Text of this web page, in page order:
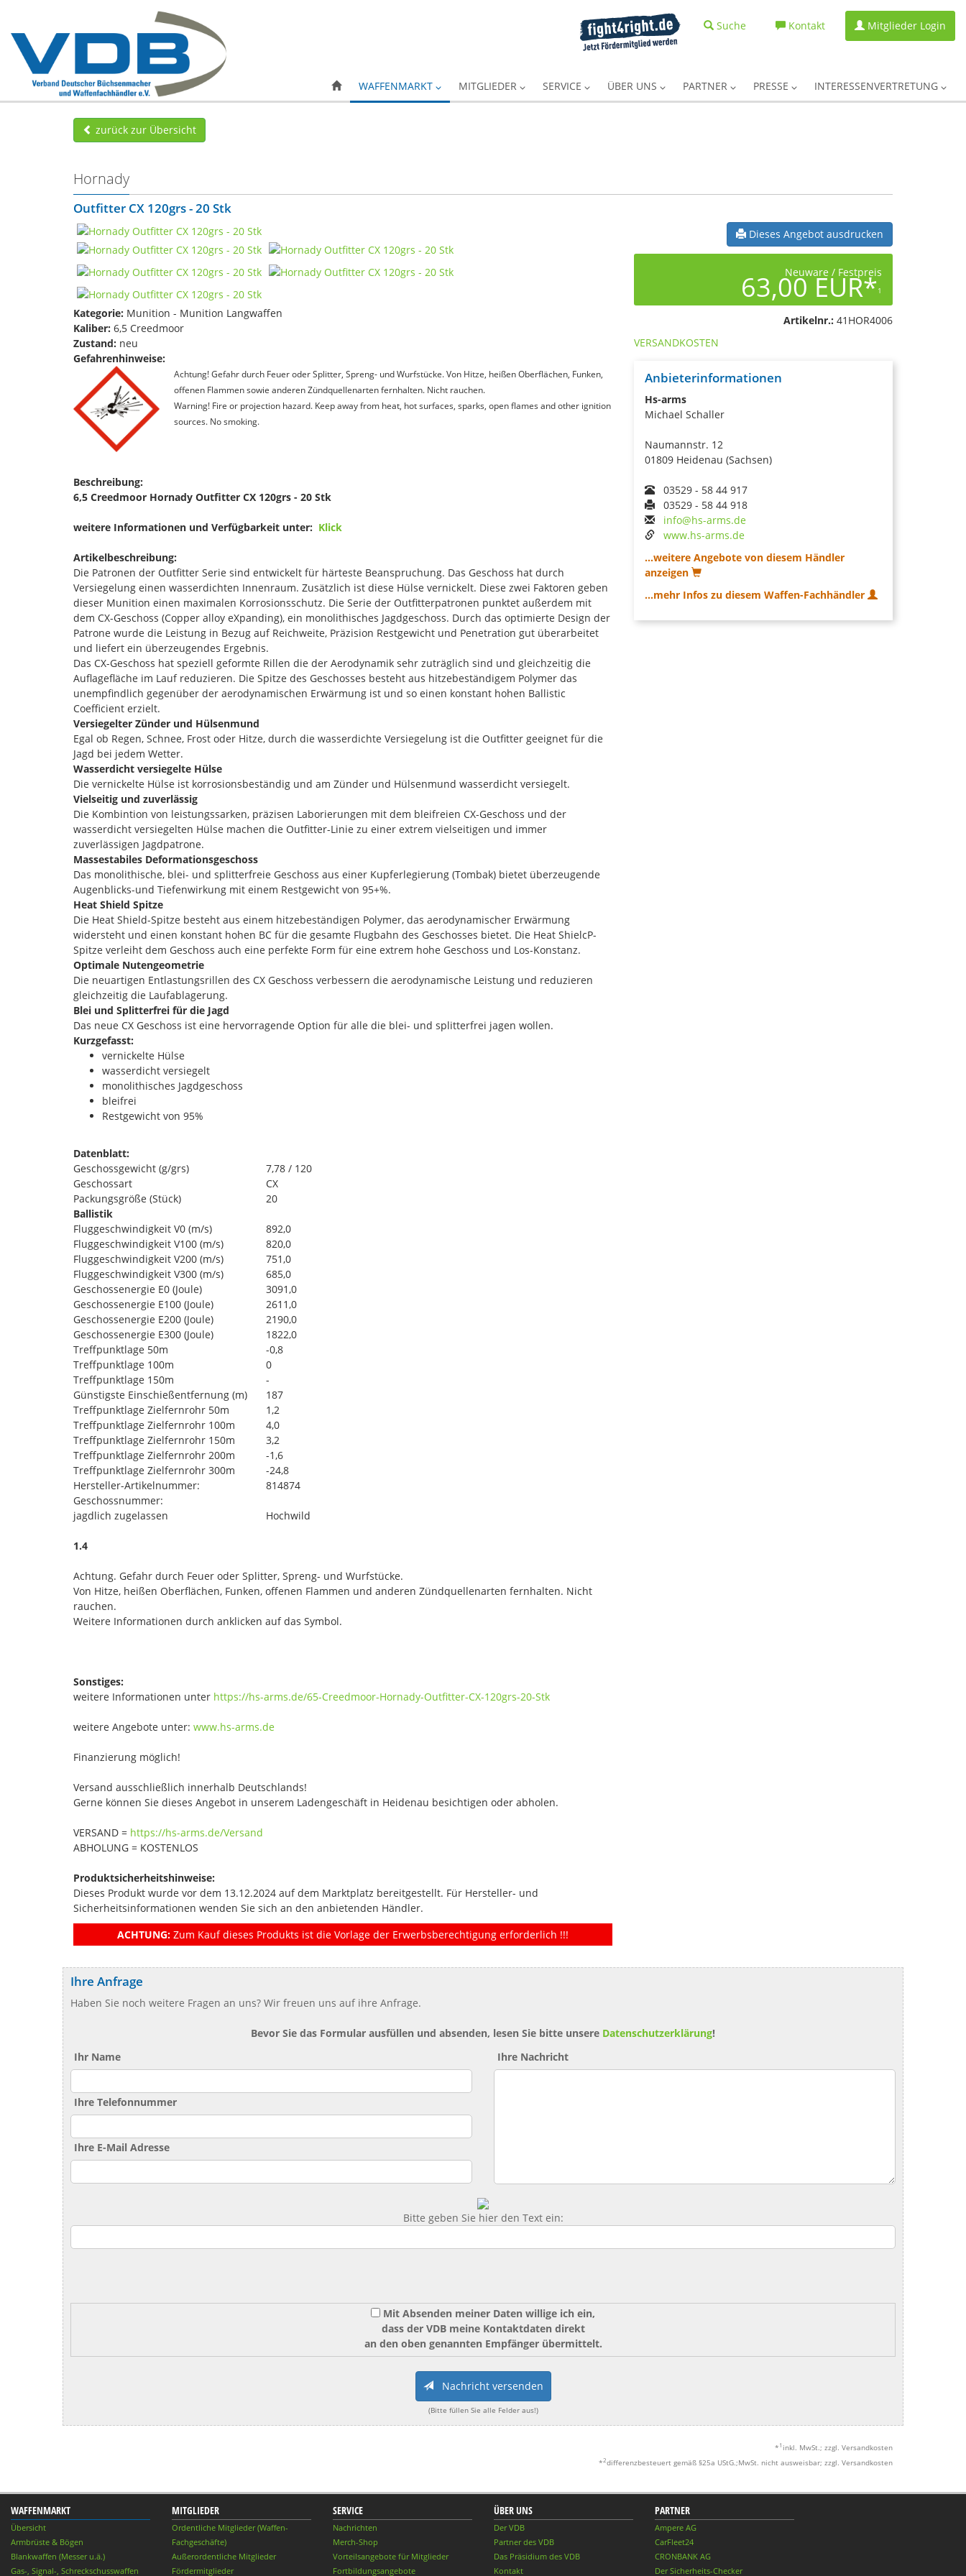
Suche Kontakt Mitglieder Login
WAFFENMARKT MITGLIEDER SERVICE ÜBER UNS PARTNER PRESSE INTERESSENVERTRETUNG
zurück zur Übersicht
Hornady
Outfitter CX 120grs - 20 Stk
Kategorie: Munition - Munition Langwaffen
Kaliber: 6,5 Creedmoor
Zustand: neu
Gefahrenhinweise:
Achtung! Gefahr durch Feuer oder Splitter, Spreng- und Wurfstücke. Von Hitze, heißen Oberflächen, Funken,
offenen Flammen sowie anderen Zündquellenarten fernhalten. Nicht rauchen.
Warning! Fire or projection hazard. Keep away from heat, hot surfaces, sparks, open flames and other ignition
sources. No smoking.
Beschreibung:
6,5 Creedmoor Hornady Outfitter CX 120grs - 20 Stk
weitere Informationen und Verfügbarkeit unter: Klick
Artikelbeschreibung:
Die Patronen der Outfitter Serie sind entwickelt für härteste Beanspruchung. Das Geschoss hat durch
Versiegelung einen wasserdichten Innenraum. Zusätzlich ist diese Hülse vernickelt. Diese zwei Faktoren geben
dieser Munition einen maximalen Korrosionsschutz. Die Serie der Outfitterpatronen punktet außerdem mit
dem CX-Geschoss (Copper alloy eXpanding), ein monolithisches Jagdgeschoss. Durch das optimierte Design der
Patrone wurde die Leistung in Bezug auf Reichweite, Präzision Restgewicht und Penetration gut überarbeitet
und liefert ein überzeugendes Ergebnis.
Das CX-Geschoss hat speziell geformte Rillen die der Aerodynamik sehr zuträglich sind und gleichzeitig die
Auflagefläche im Lauf reduzieren. Die Spitze des Geschosses besteht aus hitzebeständigem Polymer das
unempfindlich gegenüber der aerodynamischen Erwärmung ist und so einen konstant hohen Ballistic
Coefficient erzielt.
Versiegelter Zünder und Hülsenmund
Egal ob Regen, Schnee, Frost oder Hitze, durch die wasserdichte Versiegelung ist die Outfitter geeignet für die
Jagd bei jedem Wetter.
Wasserdicht versiegelte Hülse
Die vernickelte Hülse ist korrosionsbeständig und am Zünder und Hülsenmund wasserdicht versiegelt.
Vielseitig und zuverlässig
Die Kombintion von leistungssarken, präzisen Laborierungen mit dem bleifreien CX-Geschoss und der
wasserdicht versiegelten Hülse machen die Outfitter-Linie zu einer extrem vielseitigen und immer
zuverlässigen Jagdpatrone.
Massestabiles Deformationsgeschoss
Das monolithische, blei- und splitterfreie Geschoss aus einer Kupferlegierung (Tombak) bietet überzeugende
Augenblicks-und Tiefenwirkung mit einem Restgewicht von 95+%.
Heat Shield Spitze
Die Heat Shield-Spitze besteht aus einem hitzebeständigen Polymer, das aerodynamischer Erwärmung
widersteht und einen konstant hohen BC für die gesamte Flugbahn des Geschosses bietet. Die Heat ShielcP-
Spitze verleiht dem Geschoss auch eine perfekte Form für eine extrem hohe Geschoss und Los-Konstanz.
Optimale Nutengeometrie
Die neuartigen Entlastungsrillen des CX Geschoss verbessern die aerodynamische Leistung und reduzieren
gleichzeitig die Laufablagerung.
Blei und Splitterfrei für die Jagd
Das neue CX Geschoss ist eine hervorragende Option für alle die blei- und splitterfrei jagen wollen.
Kurzgefasst:
vernickelte Hülse
wasserdicht versiegelt
monolithisches Jagdgeschoss
bleifrei
Restgewicht von 95%
Datenblatt:
Geschossgewicht (g/grs)
7,78 / 120
Geschossart
CX
Packungsgröße (Stück)
20
Ballistik
Fluggeschwindigkeit V0 (m/s)
892,0
Fluggeschwindigkeit V100 (m/s)
820,0
Fluggeschwindigkeit V200 (m/s)
751,0
Fluggeschwindigkeit V300 (m/s)
685,0
Geschossenergie E0 (Joule)
3091,0
Geschossenergie E100 (Joule)
2611,0
Geschossenergie E200 (Joule)
2190,0
Geschossenergie E300 (Joule)
1822,0
Treffpunktlage 50m
-0,8
Treffpunktlage 100m
0
Treffpunktlage 150m
-
Günstigste Einschießentfernung (m)
187
Treffpunktlage Zielfernrohr 50m
1,2
Treffpunktlage Zielfernrohr 100m
4,0
Treffpunktlage Zielfernrohr 150m
3,2
Treffpunktlage Zielfernrohr 200m
-1,6
Treffpunktlage Zielfernrohr 300m
-24,8
Hersteller-Artikelnummer:
814874
Geschossnummer:
jagdlich zugelassen
Hochwild
1.4
Achtung. Gefahr durch Feuer oder Splitter, Spreng- und Wurfstücke.
Von Hitze, heißen Oberflächen, Funken, offenen Flammen und anderen Zündquellenarten fernhalten. Nicht
rauchen.
Weitere Informationen durch anklicken auf das Symbol.
Sonstiges:
weitere Informationen unter https://hs-arms.de/65-Creedmoor-Hornady-Outfitter-CX-120grs-20-Stk
weitere Angebote unter: www.hs-arms.de
Finanzierung möglich!
Versand ausschließlich innerhalb Deutschlands!
Gerne können Sie dieses Angebot in unserem Ladengeschäft in Heidenau besichtigen oder abholen.
VERSAND = https://hs-arms.de/Versand
ABHOLUNG = KOSTENLOS
Produktsicherheitshinweise:
Dieses Produkt wurde vor dem 13.12.2024 auf dem Marktplatz bereitgestellt. Für Hersteller- und
Sicherheitsinformationen wenden Sie sich an den anbietenden Händler.
ACHTUNG: Zum Kauf dieses Produkts ist die Vorlage der Erwerbsberechtigung erforderlich !!!
Dieses Angebot ausdrucken
Neuware / Festpreis
63,00 EUR*1
Artikelnr.: 41HOR4006
VERSANDKOSTEN
Anbieterinformationen
Hs-arms
Michael Schaller
Naumannstr. 12
01809 Heidenau (Sachsen)
03529 - 58 44 917
03529 - 58 44 918
info@hs-arms.de
www.hs-arms.de
...weitere Angebote von diesem Händler
anzeigen
...mehr Infos zu diesem Waffen-Fachhändler
Ihre Anfrage
Haben Sie noch weitere Fragen an uns? Wir freuen uns auf ihre Anfrage.
Bevor Sie das Formular ausfüllen und absenden, lesen Sie bitte unsere Datenschutzerklärung!
Ihr Name
Ihre Telefonnummer
Ihre E-Mail Adresse
Ihre Nachricht
Bitte geben Sie hier den Text ein:
Mit Absenden meiner Daten willige ich ein,
dass der VDB meine Kontaktdaten direkt
an den oben genannten Empfänger übermittelt.
Nachricht versenden
(Bitte füllen Sie alle Felder aus!)
* 1 inkl. MwSt.; zzgl. Versandkosten
*2differenzbesteuert gemäß §25a UStG.;MwSt. nicht ausweisbar; zzgl. Versandkosten
WAFFENMARKT
Übersicht
Armbrüste & Bögen
Blankwaffen (Messer u.ä.)
Gas-, Signal-, Schreckschusswaffen
MITGLIEDER
Ordentliche Mitglieder (Waffen-
Fachgeschäfte)
Außerordentliche Mitglieder
Fördermitglieder
SERVICE
Nachrichten
Merch-Shop
Vorteilsangebote für Mitglieder
Fortbildungsangebote
ÜBER UNS
Der VDB
Partner des VDB
Das Präsidium des VDB
Kontakt
PARTNER
Ampere AG
CarFleet24
CRONBANK AG
Der Sicherheits-Checker